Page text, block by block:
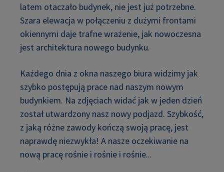
latem otaczało budynek, nie jest już potrzebne.
Szara elewacja w połączeniu z dużymi frontami
okiennymi daje trafne wrażenie, jak nowoczesna
jest architektura nowego budynku.
Każdego dnia z okna naszego biura widzimy jak
szybko postępują prace nad naszym nowym
budynkiem. Na zdjęciach widać jak w jeden dzień
został utwardzony nasz nowy podjazd. Szybkość,
z jaką różne zawody kończą swoją pracę, jest
naprawdę niezwykła! A nasze oczekiwanie na
nową pracę rośnie i rośnie i rośnie...